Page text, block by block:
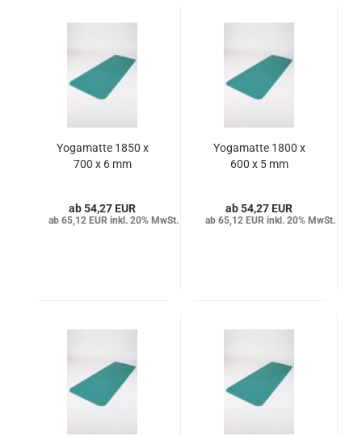
Yogamatte 1850 x
700 x 6 mm
54,27 EUR
65,12 EUR inkl. 20% MwSt.
Yogamatte 1800 x
600 x 5 mm
54,27 EUR
65,12 EUR inkl. 20% MwSt.